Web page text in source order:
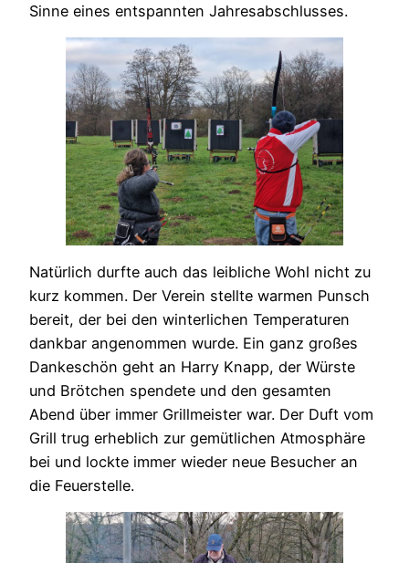
Sinne eines entspannten Jahresabschlusses.
Natürlich durfte auch das leibliche Wohl nicht zu
kurz kommen. Der Verein stellte warmen Punsch
bereit, der bei den winterlichen Temperaturen
dankbar angenommen wurde. Ein ganz großes
Dankeschön geht an Harry Knapp, der Würste
und Brötchen spendete und den gesamten
Abend über immer Grillmeister war. Der Duft vom
Grill trug erheblich zur gemütlichen Atmosphäre
bei und lockte immer wieder neue Besucher an
die Feuerstelle.